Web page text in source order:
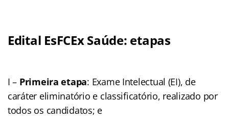
Edital EsFCEx Saúde: etapas
I – Primeira etapa: Exame Intelectual (EI), de
caráter eliminatório e classificatório, realizado por
todos os candidatos; e